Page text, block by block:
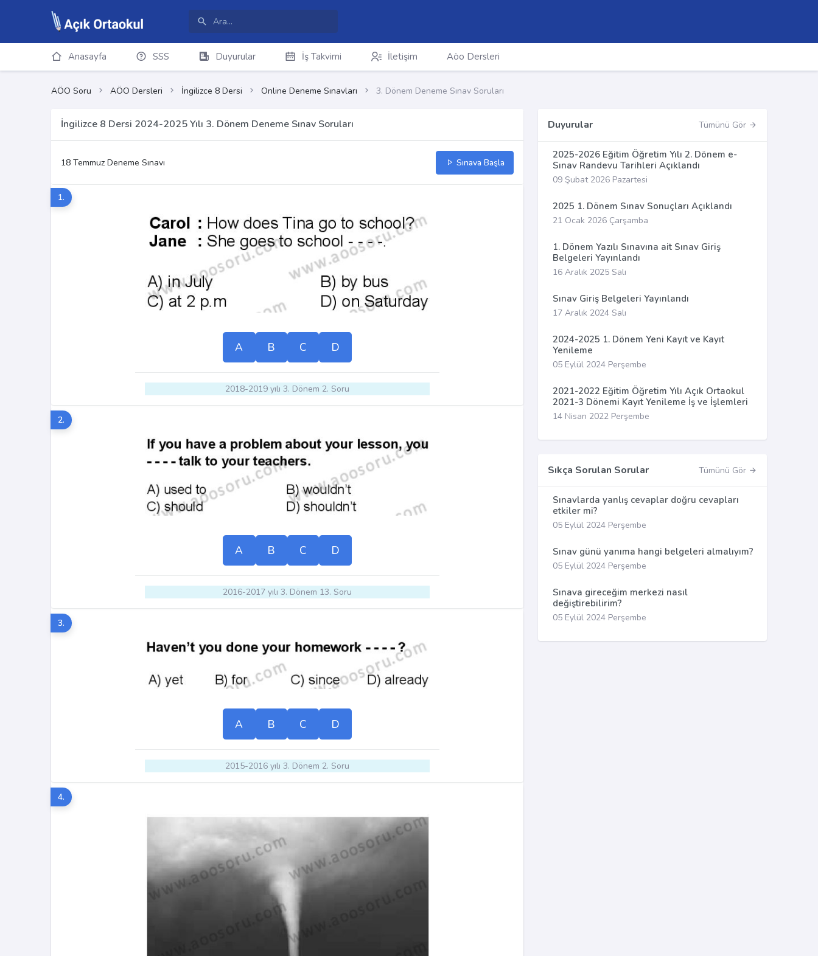
Anasayfa SSS Duyurular İş Takvimi İletişim Aöo Dersleri
AÖO Soru AÖO Dersleri İngilizce 8 Dersi Online Deneme Sınavları 3. Dönem Deneme Sınav Soruları
İngilizce 8 Dersi 2024-2025 Yılı 3. Dönem Deneme Sınav Soruları
18 Temmuz Deneme Sınavı Sınava Başla
1.
A B C D
2018-2019 yılı 3. Dönem 2. Soru
2.
A B C D
2016-2017 yılı 3. Dönem 13. Soru
3.
A B C D
2015-2016 yılı 3. Dönem 2. Soru
4.
Duyurular Tümünü Gör
2025-2026 Eğitim Öğretim Yılı 2. Dönem e-
Sınav Randevu Tarihleri Açıklandı
09 Şubat 2026 Pazartesi
2025 1. Dönem Sınav Sonuçları Açıklandı
21 Ocak 2026 Çarşamba
1. Dönem Yazılı Sınavına ait Sınav Giriş
Belgeleri Yayınlandı
16 Aralık 2025 Salı
Sınav Giriş Belgeleri Yayınlandı
17 Aralık 2024 Salı
2024-2025 1. Dönem Yeni Kayıt ve Kayıt
Yenileme
05 Eylül 2024 Perşembe
2021-2022 Eğitim Öğretim Yılı Açık Ortaokul
2021-3 Dönemi Kayıt Yenileme İş ve İşlemleri
14 Nisan 2022 Perşembe
Sıkça Sorulan Sorular Tümünü Gör
Sınavlarda yanlış cevaplar doğru cevapları
etkiler mi?
05 Eylül 2024 Perşembe
Sınav günü yanıma hangi belgeleri almalıyım?
05 Eylül 2024 Perşembe
Sınava gireceğim merkezi nasıl
değiştirebilirim?
05 Eylül 2024 Perşembe